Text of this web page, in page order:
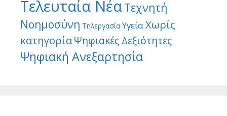
Τελευταία ΝέαΤεχνητή
Νοημοσύνη Τηλεργασία ΥγείαΧωρίς
κατηγορίαΨηφιακές Δεξιότητες
Ψηφιακή Ανεξαρτησία